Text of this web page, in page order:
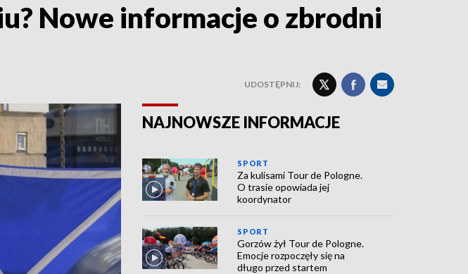
Nowe informacje o zbrodni
UDOSTĘPNIJ:
NAJNOWSZE INFORMACJE
SPORT
Za kulisami Tour de Pologne.
O trasie opowiada jej
koordynator
SPORT
Gorzów żył Tour de Pologne.
Emocje rozpoczęły się na
długo przed startem